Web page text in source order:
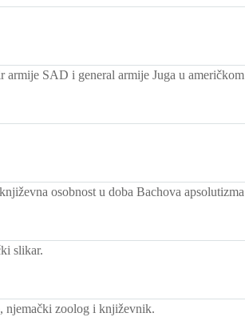
SAD i general armije Juga u američkom
osobnost u doba Bachova apsolutizma
slikar.
njemački zoolog i književnik.